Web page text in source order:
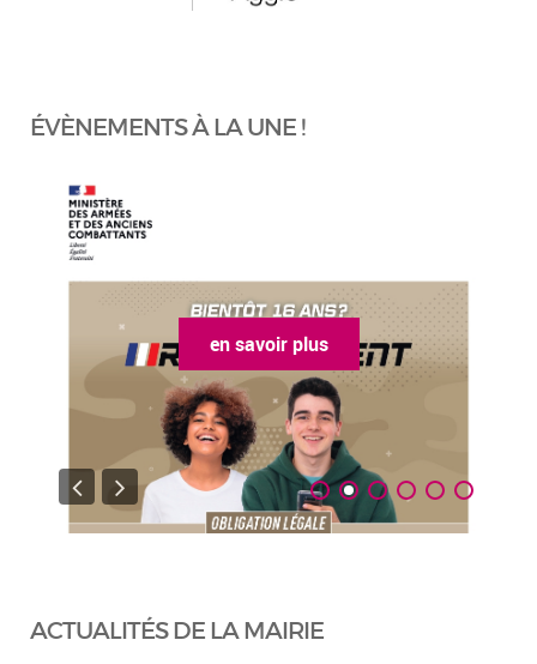
ÉVÈNEMENTS À LA UNE !
en savoir plus
ACTUALITÉS DE LA MAIRIE